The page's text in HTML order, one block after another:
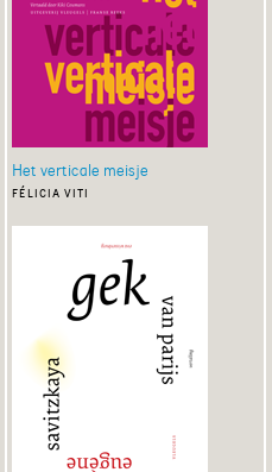
Het verticale meisje
félicia viti